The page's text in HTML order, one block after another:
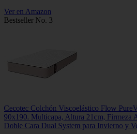
Ver en Amazon
Bestseller No. 3
Cecotec Colchón Viscoelástico Flow
90x190. Multicapa, Altura 21cm, Firmeza
Doble Cara Dual System para Invierno y